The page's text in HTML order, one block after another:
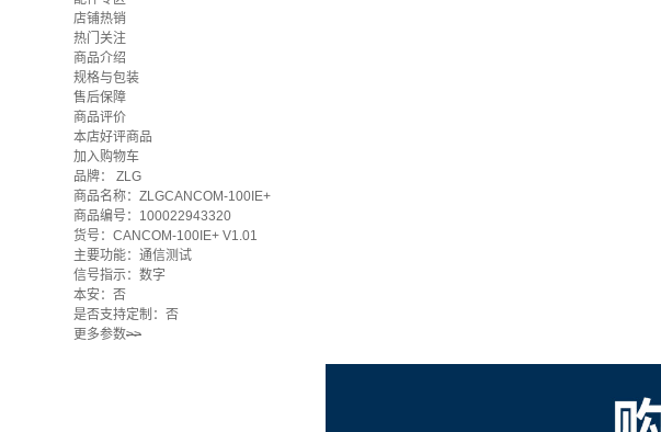
店铺热销
热门关注
商品介绍
规格与包装
售后保障
商品评价
本店好评商品
加入购物车
品牌： ZLG
商品名称：ZLGCANCOM-100IE+
商品编号：100022943320
货号：CANCOM-100IE+ V1.01
主要功能：通信测试
信号指示：数字
本安：否
是否支持定制：否
更多参数>>